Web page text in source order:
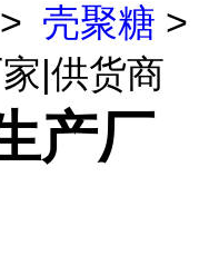
> 壳聚糖 >
|供货商
产厂